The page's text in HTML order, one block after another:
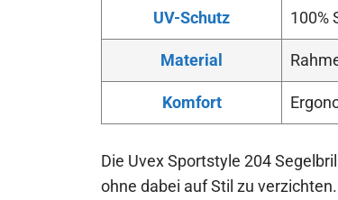
UV-Schutz 100%
Material
Komfort
Die Uvex Sportstyle 204
ohne dabei auf Stil zu